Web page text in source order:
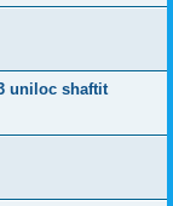
uniloc shaftit